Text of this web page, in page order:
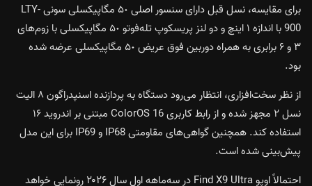
برای مقایسه، نسل قبل دارای سنسور اصلی ۵٠ مگاپیکسلی سونی LTY-
900 با اندازه ١ اینچ و دو لنز پریسکوپ تله‌فوتو ۵٠ مگاپیکسلی با زوم‌های
٣ و ۶ برابری به همراه دوربین فوق عریض ۵٠ مگاپیکسلی عرضه شده
بود.
از نظر سخت‌افزاری، انتظار می‌رود دستگاه به پردازنده اسنپدراگون ۸ الیت
نسل ٢ مجهز شده و از رابط کاربری ColorOS 16 مبتنی بر اندروید ۱۶
استفاده کند. همچنین گواهی‌های مقاومتی IP68 و IP69 برای این مدل
پیش‌بینی شده است.
احتمالاً اوپو Find X9 Ultra در سه‌ماهه اول سال ۲۰۲۶ رونمایی خواهد